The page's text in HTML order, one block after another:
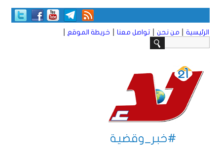
الرئيسية من نحن تواصل معنا خريطة الموقع
#خبر_وقضية